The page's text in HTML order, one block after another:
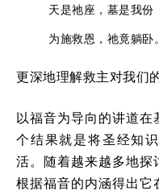
天是祂座，墓是我份
为施救恩，祂竟躺卧。
更深地理解救主对我们
以福音为导向的讲道在
个结果就是将圣经知
活。随着越来越多地探
根据福音的内涵得出它